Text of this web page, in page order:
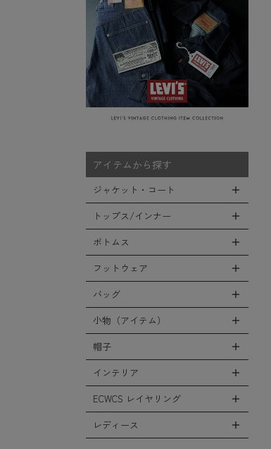
アイテムから探す
ジャケット・コート
全てのジャケット・コート
LEVEL7
フライトジャケット
M-65ジャケット
デッキジャケット
タンカースジャケット
コート
ソフトシェルジャケット
フリースジャケット
レザーアウター
ジャケットライナー
トップス/インナー
全てのトップス/インナー
Tシャツ
シャツ
スウェット/パーカー
セーター/カーディガン
ベスト
タンクトップ
ボトムス
全てのボトムス
カーゴパンツ
デニムパンツ
チノ，ワークパンツ
ファティーグパンツ
ナイロンパンツ
スウェットパンツ
ショートパンツ
アンダー（下着）
フットウェア
全てのフットウェア
ブーツ
シューズ・スニーカー
サンダル
レインシューズ・ブーツ
ソックス/靴下
バッグ
全てのバッグ
リュックサック
ショルダーバッグ
ヘルメットバッグ
メッセンジャーバッグ
トートバッグ
小物（アイテム）
全ての小物（アイテム）
グローブ（手袋）
防寒物（ネックウォーマーetc）
傘/ポンチョ
ミリタリーウォッチ
帽子
全ての帽子
キャップ
ハット
ニット帽（ビーニー）
インテリア
全てのインテリア
デスク、椅子、家具
ECWCS レイヤリング
全てのECWCS
レディース